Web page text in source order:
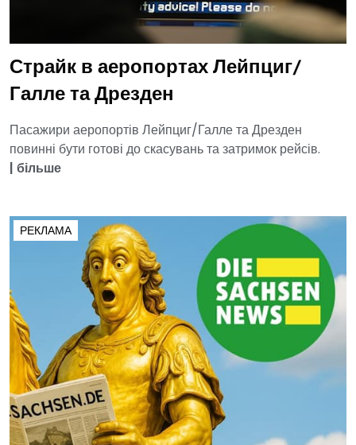
Страйк в аеропортах Лейпциг/
Галле та Дрезден
Пасажири аеропортів Лейпциг/Галле та Дрезден
повинні бути готові до скасувань та затримок рейсів.
| більше
РЕКЛАМА